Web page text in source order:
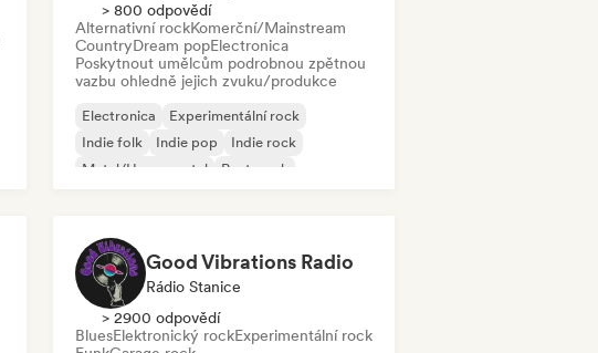
> 800 odpovědí
Alternativní rockKomerční/Mainstream
CountryDream popElectronica
Poskytnout umělcům podrobnou zpětnou
vazbu ohledně jejich zvuku/produkce
Electronica
Experimentální rock
Indie folk
Indie pop
Indie rock
Metal/Heavy metal
Post-punk
Good Vibrations Radio
Rádio Stanice
> 2900 odpovědí
BluesElektronický rockExperimentální rock